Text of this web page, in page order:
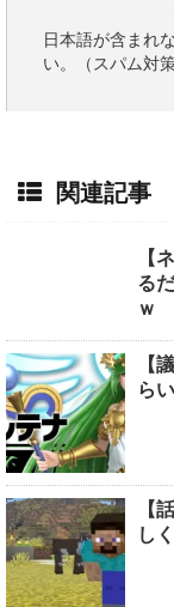
日本語が含まれ
い。（スパム対策
関連記事
【
る
ｗ
【
ら
【
し